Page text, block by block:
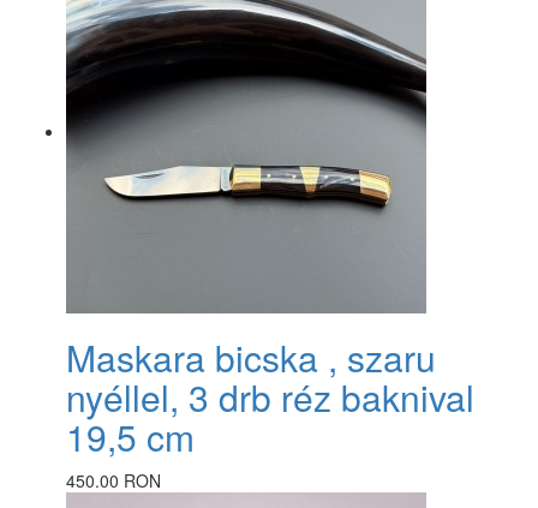
Maskara bicska , szaru
nyéllel, 3 drb réz baknival
19,5 cm
450.00 RON